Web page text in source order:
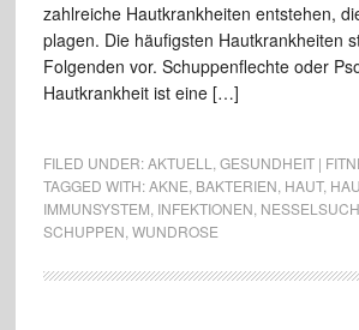
zahlreiche Hautkrankheiten entstehen,
plagen. Die häufigsten Hautkrankheiten
Folgenden vor. Schuppenflechte oder
Hautkrankheit ist eine […]
FILED UNDER:AKTUELL
GESUNDHEIT |
TAGGED WITH:AKNE BAKTERIEN HAUT,
IMMUNSYSTEM INFEKTIONEN
SCHUPPEN WUNDROSE